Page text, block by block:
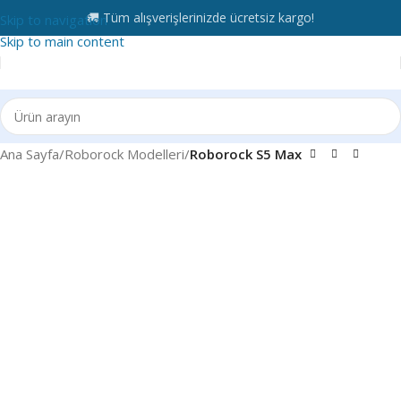
Skip to navigation
Skip to main content
🚚 Tüm alışverişlerinizde ücretsiz kargo!
Ana Sayfa Roborock Modelleri Roborock S5 Max